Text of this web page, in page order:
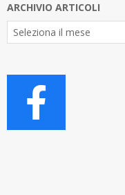
ARCHIVIO ARTICOLI
Archivio
Articoli